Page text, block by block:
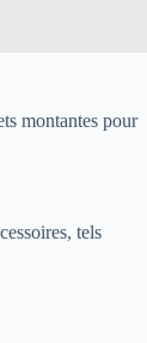
montantes pour
tels